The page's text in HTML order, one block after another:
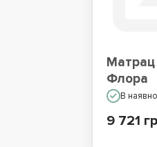
Матрац
Флора
В
9 721